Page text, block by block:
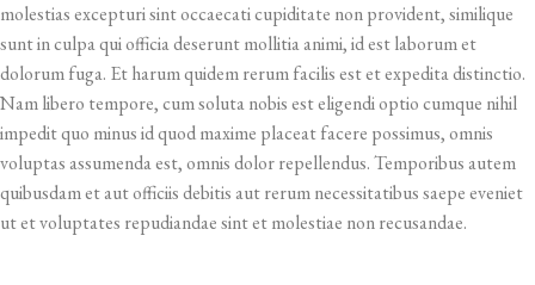
molestias excepturi sint occaecati cupiditate non provident, similique
sunt in culpa qui officia deserunt mollitia animi, id est laborum et
dolorum fuga. Et harum quidem rerum facilis est et expedita distinctio.
Nam libero tempore, cum soluta nobis est eligendi optio cumque nihil
impedit quo minus id quod maxime placeat facere possimus, omnis
voluptas assumenda est, omnis dolor repellendus. Temporibus autem
quibusdam et aut officiis debitis aut rerum necessitatibus saepe eveniet
ut et voluptates repudiandae sint et molestiae non recusandae.